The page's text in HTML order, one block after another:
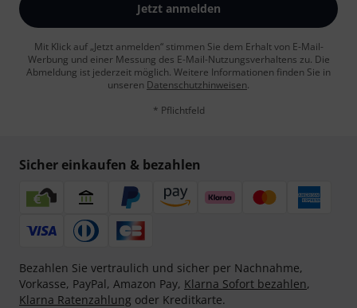
Jetzt anmelden
Mit Klick auf „Jetzt anmelden“ stimmen Sie dem Erhalt von E-Mail-
Werbung und einer Messung des E-Mail-Nutzungsverhaltens zu. Die
Abmeldung ist jederzeit möglich. Weitere Informationen finden Sie in
unseren Datenschutzhinweisen.
* Pflichtfeld
Sicher einkaufen & bezahlen
Bezahlen Sie vertraulich und sicher per Nachnahme,
Vorkasse, PayPal, Amazon Pay, Klarna Sofort bezahlen,
Klarna Ratenzahlung oder Kreditkarte.